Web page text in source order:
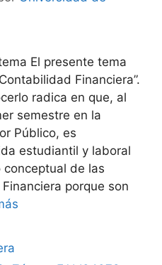
El presente tema
Financiera”.
radica en que, al
semestre en la
Público, es
estudiantil y laboral
de las
porque son